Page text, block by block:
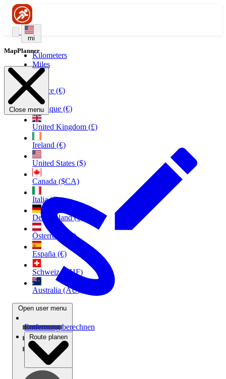
mi
Kilometers
Miles
France (€)
Belgique (€)
United Kingdom (£)
Ireland (€)
United States ($)
Canada ($CA)
Italia (€)
Deutschland (€)
Österreich (€)
España (€)
Schweiz (CHF)
Australia (AU$)
Open user menu
MapPlanner
Close menu
Entfernung berechnen
Route planen